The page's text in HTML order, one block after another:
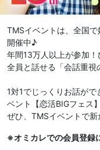
TMSイベントは、全国
開催中♪
年間13万人以上が参加
全員と話せる「会話重視
1対1でじっくりお話が
ベント【恋活BIGフェス
ぜひ、TMSイベントで
※オミカレでの会員登録